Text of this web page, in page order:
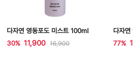
다자연 영동포도 미스트 100ml
30% 11,900 16,900
다자
77%